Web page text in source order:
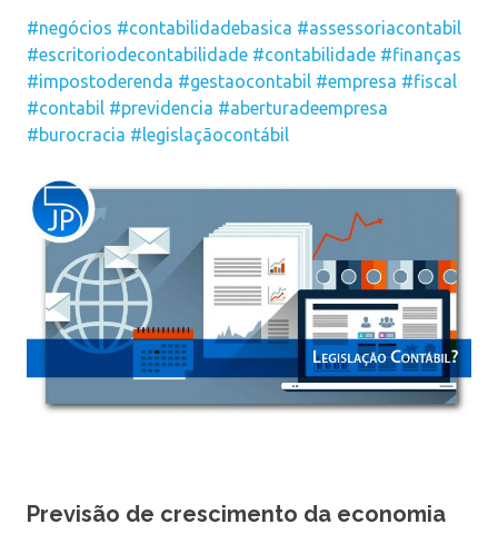
#negócios #contabilidadebasica #assessoriacontabil
#escritoriodecontabilidade #contabilidade #finanças
#impostoderenda #gestaocontabil #empresa #fiscal
#contabil #previdencia #aberturadeempresa
#burocracia #legislaçãocontábil
Previsão de crescimento da economia